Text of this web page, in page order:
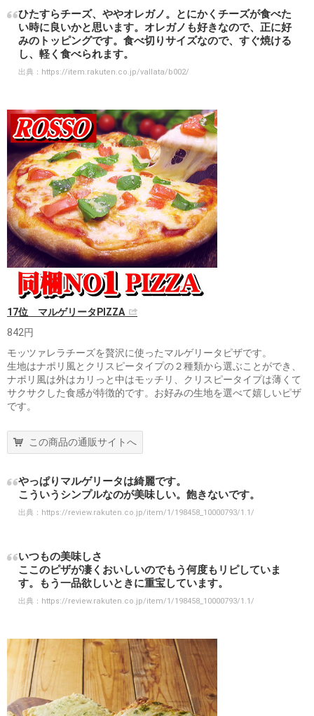
ひたすらチーズ、ややオレガノ。とにかくチーズが食べた
い時に良いかと思います。オレガノも好きなので、正に好
みのトッピングです。食べ切りサイズなので、すぐ焼ける
し、軽く食べられます。
出典： https://item.rakuten.co.jp/vallata/b002/
17位 マルゲリータPIZZA
842円
モッツァレラチーズを贅沢に使ったマルゲリータピザです。
生地はナポリ風とクリスピータイプの２種類から選ぶことができ、
ナポリ風は外はカリっと中はモッチリ、クリスピータイプは薄くて
サクサクした食感が特徴的です。お好みの生地を選べて嬉しいピザ
です。
この商品の通販サイトへ
やっぱりマルゲリータは綺麗です。
こういうシンプルなのが美味しい。飽きないです。
出典： https://review.rakuten.co.jp/item/1/198458_10000793/1.1/
いつもの美味しさ
ここのピザが凄くおいしいのでもう何度もリピしていま
す。もう一品欲しいときに重宝しています。
出典： https://review.rakuten.co.jp/item/1/198458_10000793/1.1/